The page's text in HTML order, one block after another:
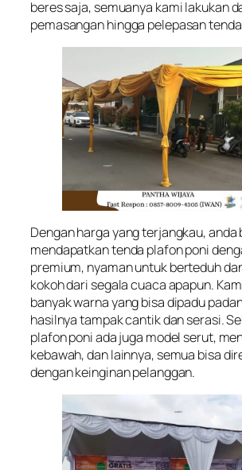
beres saja, semuanya kami lakukan
pemasangan hingga pelepasan
Dengan harga yang terjangkau, anda
mendapatkan tenda plafon poni
premium, nyaman untuk berteduh
kokoh dari segala cuaca apapun.
banyak warna yang bisa dipadu
hasilnya tampak cantik dan serasi.
plafon poni ada juga model serut,
kebawah, dan lainnya, semua bisa
dengan keinginan pelanggan.